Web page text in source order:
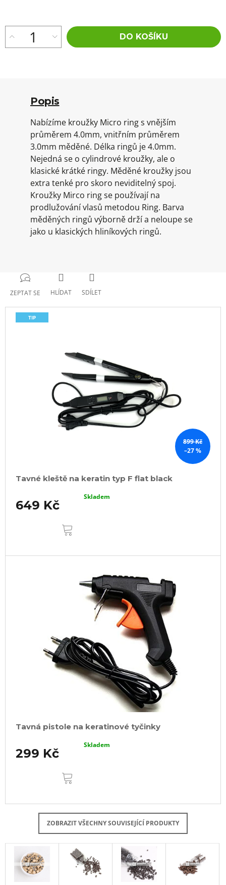
DO KOŠÍKU
Popis
Nabízíme kroužky Micro ring s vnějším
průměrem 4.0mm, vnitřním průměrem
3.0mm měděné. Délka ringů je 4.0mm.
Nejedná se o cylindrové kroužky, ale o
klasické krátké ringy. Měděné kroužky jsou
extra tenké pro skoro neviditelný spoj.
Kroužky Mirco ring se používají na
prodlužování vlasů metodou Ring. Barva
měděných ringů výborně drží a neloupe se
jako u klasických hliníkových ringů.
ZEPTAT SE HLÍDAT SDÍLET
899 Kč
–27 %
TIP
Tavné kleště na keratin typ F flat black
649 Kč
Skladem
Tavná pistole na keratinové tyčinky
299 Kč
Skladem
ZOBRAZIT VŠECHNY SOUVISEJÍCÍ PRODUKTY